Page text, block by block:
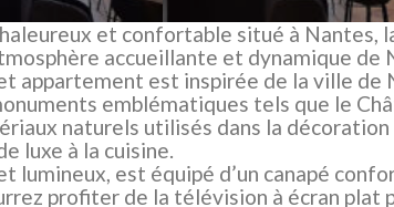
et confortable situé à Nantes,
accueillante et dynamique de
appartement est inspirée de la ville
emblématiques tels que le
naturels utilisés dans la
luxe à la cuisine.
lumineux, est équipé d’un canapé
profiter de la télévision à écran